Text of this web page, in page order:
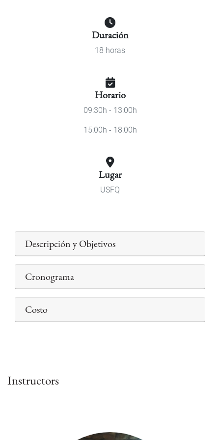
Duración
18 horas
Horario
09:30h - 13:00h
15:00h - 18:00h
Lugar
USFQ
Descripción y Objetivos
Cronograma
Costo
Instructors